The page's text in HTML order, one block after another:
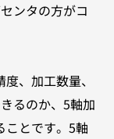
ンタの方がコ
、加工数量、
るのか、5軸加
ことです。5軸